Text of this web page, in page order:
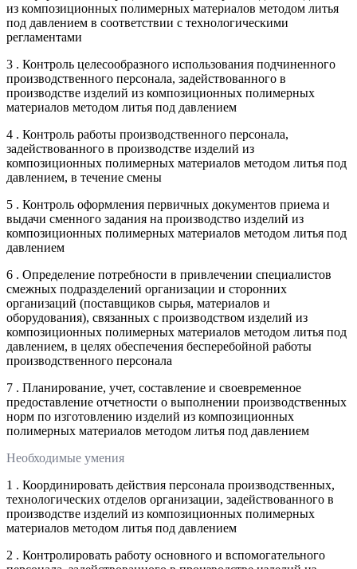
из композиционных полимерных материалов методом литья
под давлением в соответствии с технологическими
регламентами
3 . Контроль целесообразного использования подчиненного
производственного персонала, задействованного в
производстве изделий из композиционных полимерных
материалов методом литья под давлением
4 . Контроль работы производственного персонала,
задействованного в производстве изделий из
композиционных полимерных материалов методом литья под
давлением, в течение смены
5 . Контроль оформления первичных документов приема и
выдачи сменного задания на производство изделий из
композиционных полимерных материалов методом литья под
давлением
6 . Определение потребности в привлечении специалистов
смежных подразделений организации и сторонних
организаций (поставщиков сырья, материалов и
оборудования), связанных с производством изделий из
композиционных полимерных материалов методом литья под
давлением, в целях обеспечения бесперебойной работы
производственного персонала
7 . Планирование, учет, составление и своевременное
предоставление отчетности о выполнении производственных
норм по изготовлению изделий из композиционных
полимерных материалов методом литья под давлением
Необходимые умения
1 . Координировать действия персонала производственных,
технологических отделов организации, задействованного в
производстве изделий из композиционных полимерных
материалов методом литья под давлением
2 . Контролировать работу основного и вспомогательного